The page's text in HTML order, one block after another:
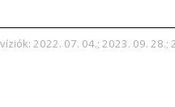
2022. 07. 04.; 2023. 09. 28.;